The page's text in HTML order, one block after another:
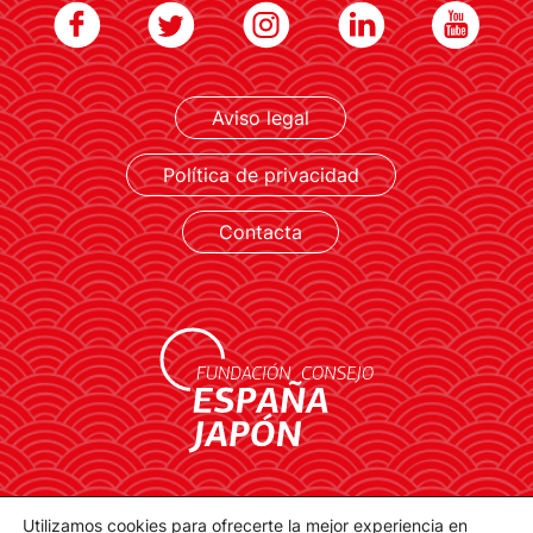
LEER MÁS
Aviso legal
Política de privacidad
Contacta
contacto@spainjapanfoundation.com
Utilizamos cookies para ofrecerte la mejor experiencia en